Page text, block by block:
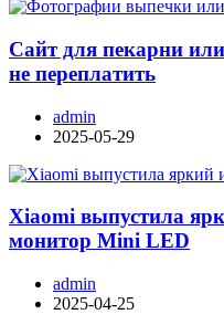
Сайт для пекарни
не переплатить
admin
2025-05-29
Xiaomi выпустила
монитор Mini LED
admin
2025-04-25